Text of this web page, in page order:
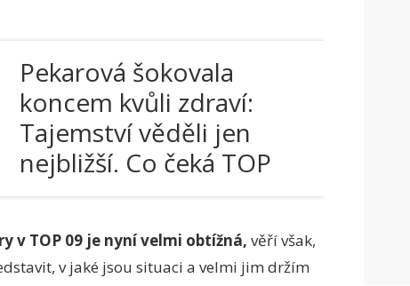
Pekarová šokovala
koncem kvůli zdraví:
Tajemství věděli jen
nejbližší. Co čeká TOP
v TOP 09 je nyní velmi obtížná, věří však,
v jaké jsou situaci a velmi jim držím